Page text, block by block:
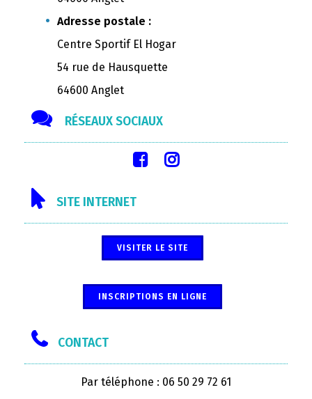
Adresse postale :
Centre Sportif El Hogar
54 rue de Hausquette
64600 Anglet
RÉSEAUX SOCIAUX
SITE INTERNET
VISITER LE SITE
INSCRIPTIONS EN LIGNE
CONTACT
Par téléphone : 06 50 29 72 61